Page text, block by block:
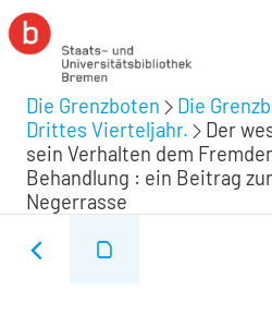
Die Grenzboten Die
Drittes Vierteljahr.
Der
sein Verhalten dem
Behandlung : ein Beitrag
Negerrasse